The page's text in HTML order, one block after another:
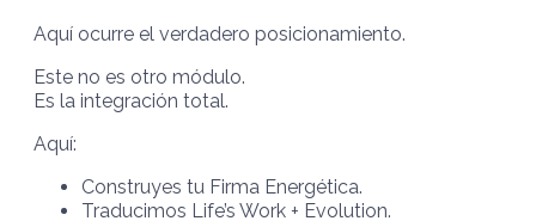
Aquí ocurre el verdadero posicionamiento.
Este no es otro módulo.
Es la integración total.
Aquí:
Construyes tu Firma Energética.
Traducimos Life’s Work + Evolution.